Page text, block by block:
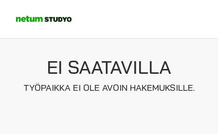
EI SAATAVILLA
TYÖPAIKKA EI OLE AVOIN HAKEMUKSILLE.